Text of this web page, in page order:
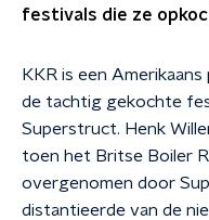
festivals die ze
KKR is een
de tachtig gekochte
Superstruct. Henk
toen het Britse Boiler
overgenomen door
distantieerde van de